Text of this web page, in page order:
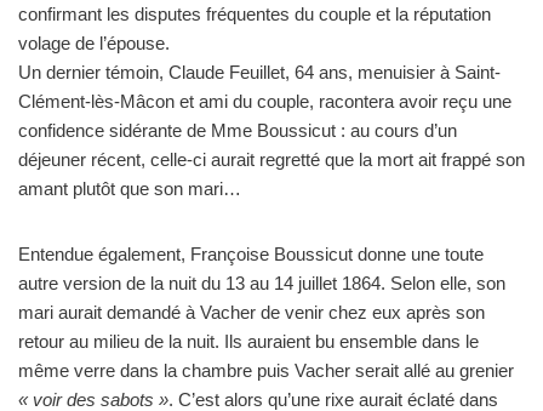
confirmant les disputes fréquentes du couple et la réputation
volage de l’épouse.
Un dernier témoin, Claude Feuillet, 64 ans, menuisier à Saint-
Clément-lès-Mâcon et ami du couple, racontera avoir reçu une
confidence sidérante de Mme Boussicut : au cours d’un
déjeuner récent, celle-ci aurait regretté que la mort ait frappé son
amant plutôt que son mari…
Entendue également, Françoise Boussicut donne une toute
autre version de la nuit du 13 au 14 juillet 1864. Selon elle, son
mari aurait demandé à Vacher de venir chez eux après son
retour au milieu de la nuit. Ils auraient bu ensemble dans le
même verre dans la chambre puis Vacher serait allé au grenier
« voir des sabots ». C’est alors qu’une rixe aurait éclaté dans